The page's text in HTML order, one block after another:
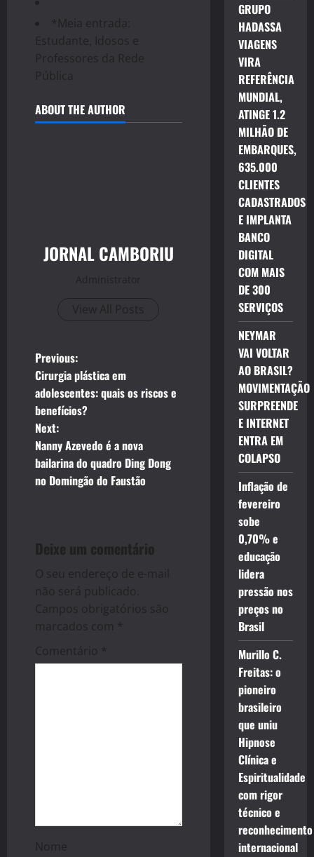
*Meia entrada:
Estudante, Idosos e
Professores da Rede
Pública
ABOUT THE AUTHOR
JORNAL CAMBORIU
Administrator
View All Posts
P
o
s
t
n
v
i
g
a
t
Previous:
Cirurgia plástica em
adolescentes: quais os riscos e
benefícios?
Next:
Nanny Azevedo é a nova
bailarina do quadro Ding Dong
no Domingão do Faustão
Deixe um comentário
O seu endereço de e-mail
não será publicado.
Campos obrigatórios são
marcados com *
Comentário *
Nome
GRUPO
HADASSA
VIAGENS
VIRA
REFERÊNCIA
MUNDIAL,
ATINGE 1.2
MILHÃO DE
EMBARQUES,
635.000
CLIENTES
CADASTRADOS
E IMPLANTA
BANCO
DIGITAL
COM MAIS
DE 300
SERVIÇOS
NEYMAR
VAI VOLTAR
AO BRASIL?
MOVIMENTAÇÃO
SURPREENDE
E INTERNET
ENTRA EM
COLAPSO
Inflação de
fevereiro
sobe
0,70% e
educação
lidera
pressão nos
preços no
Brasil
Murillo C.
Freitas: o
pioneiro
brasileiro
que uniu
Hipnose
Clínica e
Espiritualidade
com rigor
técnico e
reconhecimento
internacional